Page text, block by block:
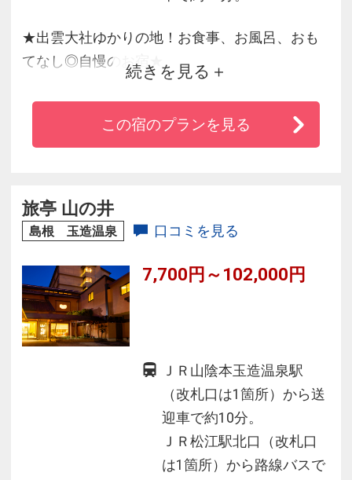
★出雲大社ゆかりの地！お食事、お風呂、おも
てなし◎自慢のお宿★
◇大浴場は日本海の漁火をイメージしノスタル
ジックな雰囲気。
◇ＪＲ玉造温泉駅、高速バス玉造バス停⇔ホテ
ル間（約１０分）の無料混乗送迎有 無料駐車場
続きを見る
この宿のプランを見る
旅亭 山の井
島根 玉造温泉 口コミを見る
7,700円～102,000円
ＪＲ山陰本玉造温泉駅
（改札口は1箇所）から送
迎車で約10分。
ＪＲ松江駅北口（改札口
は1箇所）から路線バスで